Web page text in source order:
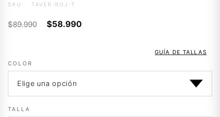
SKU · TAVER-ROJ-T
$89.990
El
$89.990.
$58.990El
$58.990.
GUÍA DE TALLAS
COLOR
TALLA